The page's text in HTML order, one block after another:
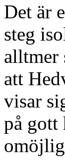
Det är
steg
alltmer
att
visar
på gott